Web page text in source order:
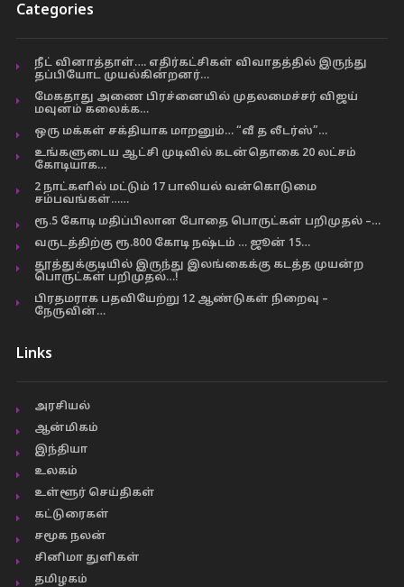
Categories
நீட் வினாத்தாள்…. எதிர்கட்சிகள் விவாதத்தில் இருந்து
தப்பியோட முயல்கின்றனர்…
மேகதாது அணை பிரச்னையில் முதலமைச்சர் விஜய்
மவுனம் கலைக்க…
ஒரு மக்கள் சக்தியாக மாறனும்… “வீ த லீடர்ஸ்”…
உங்களுடைய ஆட்சி முடிவில் கடன்தொகை 20 லட்சம்
கோடியாக…
2 நாட்களில் மட்டும் 17 பாலியல் வன்கொடுமை
சம்பவங்கள்……
ரூ.5 கோடி மதிப்பிலான போதை பொருட்கள் பறிமுதல் –…
வருடத்திற்கு ரூ.800 கோடி நஷ்டம் … ஜூன் 15…
தூத்துக்குடியில் இருந்து இலங்கைக்கு கடத்த முயன்ற
பொருட்கள் பறிமுதல்…!
பிரதமராக பதவியேற்று 12 ஆண்டுகள் நிறைவு –
நேருவின்…
Links
அரசியல்
ஆன்மிகம்
இந்தியா
உலகம்
உள்ளூர் செய்திகள்
கட்டுரைகள்
சமூக நலன்
சினிமா துளிகள்
தமிழகம்